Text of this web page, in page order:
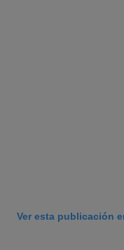
Ver esta publicación